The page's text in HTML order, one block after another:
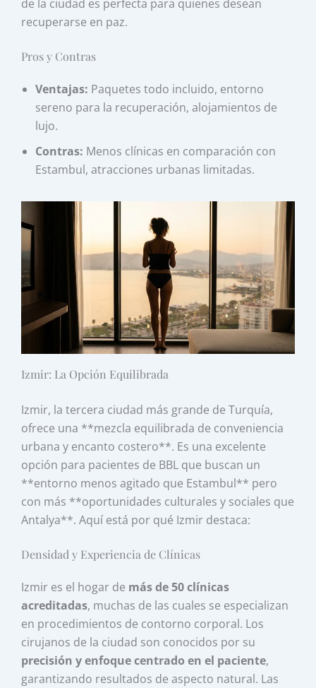
de la ciudad es perfecta para quienes desean
recuperarse en paz.
Pros y Contras
Ventajas: Paquetes todo incluido, entorno
sereno para la recuperación, alojamientos de
lujo.
Contras: Menos clínicas en comparación con
Estambul, atracciones urbanas limitadas.
Izmir: La Opción Equilibrada
Izmir, la tercera ciudad más grande de Turquía,
ofrece una **mezcla equilibrada de conveniencia
urbana y encanto costero**. Es una excelente
opción para pacientes de BBL que buscan un
**entorno menos agitado que Estambul** pero
con más **oportunidades culturales y sociales que
Antalya**. Aquí está por qué Izmir destaca:
Densidad y Experiencia de Clínicas
Izmir es el hogar de más de 50 clínicas
acreditadas, muchas de las cuales se especializan
en procedimientos de contorno corporal. Los
cirujanos de la ciudad son conocidos por su
precisión y enfoque centrado en el paciente,
garantizando resultados de aspecto natural. Las